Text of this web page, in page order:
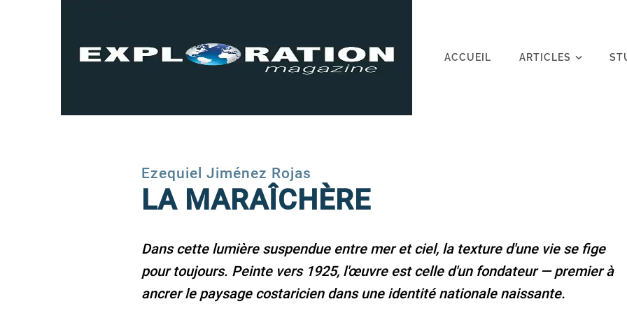
ACCUEIL ARTICLES
Ezequiel Jiménez Rojas
LA MARAÎCHÈRE
Dans cette lumière suspendue entre mer et ciel, la texture d'une vie se fige
pour toujours. Peinte vers 1925, l'œuvre est celle d'un fondateur — premier à
ancrer le paysage costaricien dans une identité nationale naissante.